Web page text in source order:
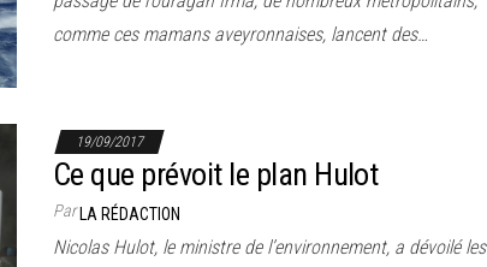
comme ces mamans aveyronnaises, lancent des…
19/09/2017
Ce que prévoit le plan Hulot
ParLA RÉDACTION
Nicolas Hulot, le ministre de l’environnement, a dévoilé les